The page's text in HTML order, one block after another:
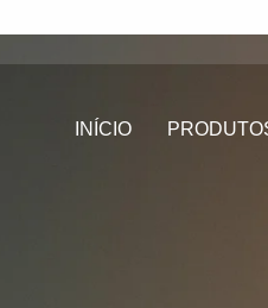
INÍCIO